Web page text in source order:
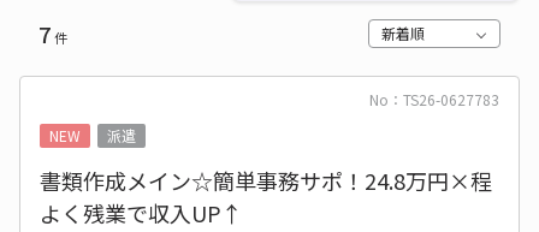
7件 新着順
No：TS26-0627783
NEW
派遣
書類作成メイン☆簡単事務サポ！24.8万円×程
よく残業で収入UP↑